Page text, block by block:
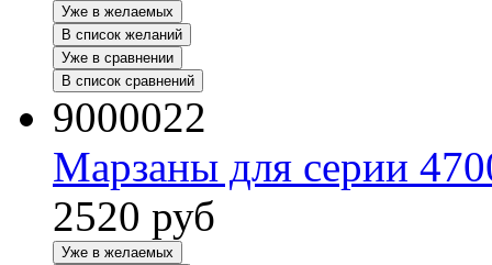
Уже в желаемых
В список желаний
Уже в сравнении
В список сравнений
9000022
Марзаны для серии
2520 руб
Уже в желаемых